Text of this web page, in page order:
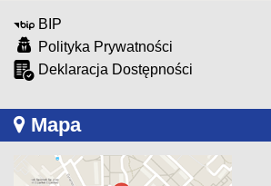
BIP
Polityka Prywatności
Deklaracja Dostępności
Mapa